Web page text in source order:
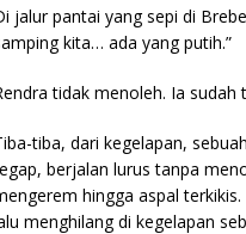
jalur pantai yang sepi di
kita… ada yang putih.”
tidak menoleh. Ia sudah
tiba, dari kegelapan,
berjalan lurus tanpa
hingga aspal
menghilang di kegelapan